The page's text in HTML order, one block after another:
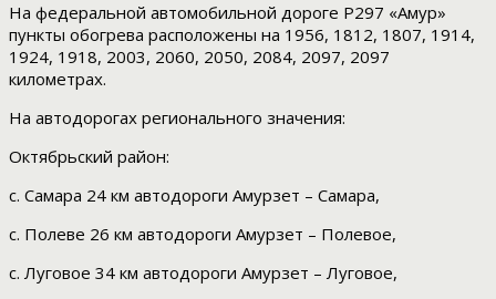
На федеральной автомобильной дороге Р297 «Амур»
пункты обогрева расположены на 1956, 1812, 1807, 1914,
1924, 1918, 2003, 2060, 2050, 2084, 2097, 2097
километрах.
На автодорогах регионального значения:
Октябрьский район:
с. Самара 24 км автодороги Амурзет – Самара,
с. Полеве 26 км автодороги Амурзет – Полевое,
с. Луговое 34 км автодороги Амурзет – Луговое,